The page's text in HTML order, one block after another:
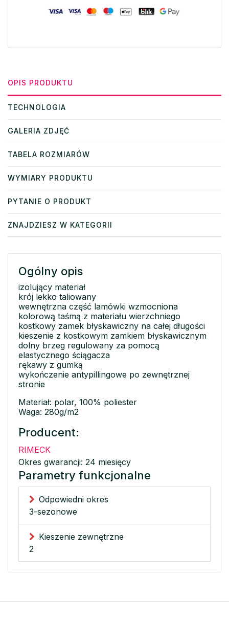
OPIS PRODUKTU
TECHNOLOGIA
GALERIA ZDJĘĆ
TABELA ROZMIARÓW
WYMIARY PRODUKTU
PYTANIE O PRODUKT
ZNAJDZIESZ W KATEGORII
Ogólny opis
izolujący materiał
krój lekko taliowany
wewnętrzna część lamówki wzmocniona
kolorową taśmą z materiału wierzchniego
kostkowy zamek błyskawiczny na całej długości
kieszenie z kostkowym zamkiem błyskawicznym
dolny brzeg regulowany za pomocą
elastycznego ściągacza
rękawy z gumką
wykończenie antypillingowe po zewnętrznej
stronie
Materiał: polar, 100% poliester
Waga: 280g/m2
Producent:
RIMECK
Okres gwarancji: 24 miesięcy
Parametry funkcjonalne
Odpowiedni okres
3-sezonowe
Kieszenie zewnętrzne
2